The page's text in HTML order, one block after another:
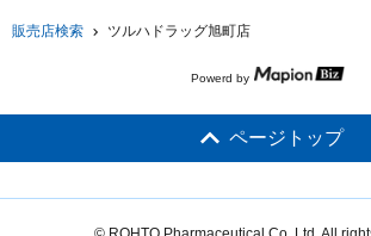
販売店検索 ツルハドラッグ旭町店
Powerd by
ページトップ